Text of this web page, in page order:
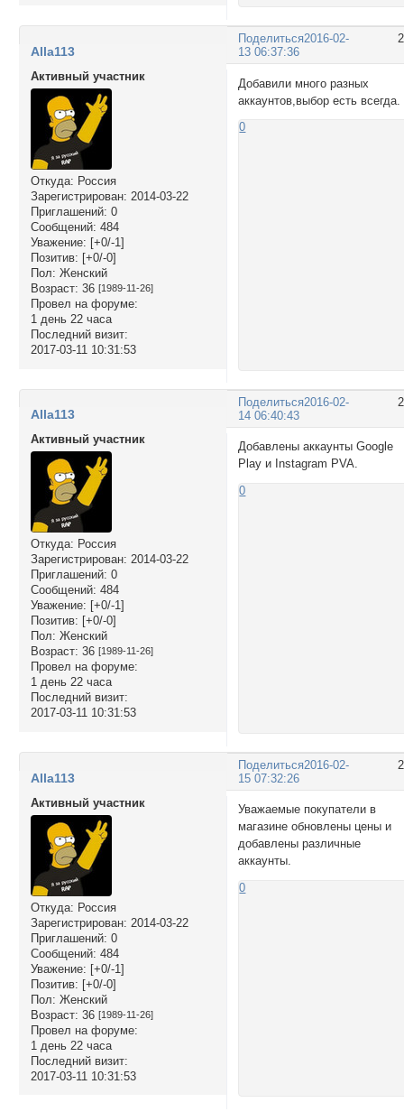
Поделиться2016-02-
13 06:37:36
Alla113
Активный участник
Откуда: Россия
Зарегистрирован: 2014-03-22
Приглашений: 0
Сообщений: 484
Уважение: [+0/-1]
Позитив: [+0/-0]
Пол: Женский
Возраст: 36 [1989-11-26]
Провел на форуме:
1 день 22 часа
Последний визит:
2017-03-11 10:31:53
Добавили много разных
аккаунтов,выбор есть всегда.
0
Поделиться2016-02-
14 06:40:43
Alla113
Активный участник
Откуда: Россия
Зарегистрирован: 2014-03-22
Приглашений: 0
Сообщений: 484
Уважение: [+0/-1]
Позитив: [+0/-0]
Пол: Женский
Возраст: 36 [1989-11-26]
Провел на форуме:
1 день 22 часа
Последний визит:
2017-03-11 10:31:53
Добавлены аккаунты Google
Play и Instagram PVA.
0
Поделиться2016-02-
15 07:32:26
Alla113
Активный участник
Откуда: Россия
Зарегистрирован: 2014-03-22
Приглашений: 0
Сообщений: 484
Уважение: [+0/-1]
Позитив: [+0/-0]
Пол: Женский
Возраст: 36 [1989-11-26]
Провел на форуме:
1 день 22 часа
Последний визит:
2017-03-11 10:31:53
Уважаемые покупатели в
магазине обновлены цены и
добавлены различные
аккаунты.
0